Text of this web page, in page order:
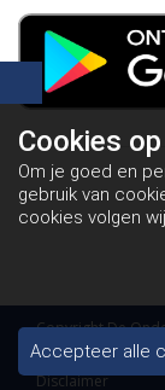
Copyright De
Apps
Disclaimer
Cookies op
Om je goed en
gebruik van
cookies volgen
en dit maakt het
Accepteer alle